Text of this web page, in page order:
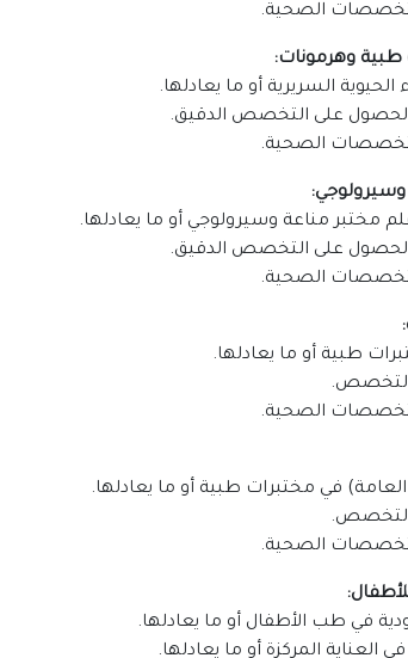
الصحية.
الحيوية السريرية أو ما يعادلها.
على التخصص الدقيق.
الصحية.
مختبر مناعة وسيرولوجي أو ما يعادلها.
على التخصص الدقيق.
الصحية.
طبية أو ما يعادلها.
التخصص.
الصحية.
العامة) في مختبرات طبية أو ما يعادلها.
التخصص.
الصحية.
في طب الأطفال أو ما يعادلها.
المركزة أو ما يعادلها.